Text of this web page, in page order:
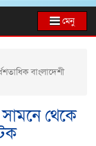
মেনু
বাংলাদেশী
থেকে